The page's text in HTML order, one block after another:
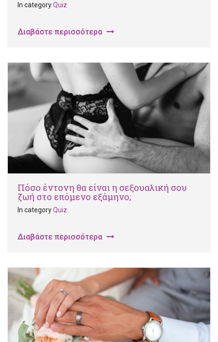
In categoryQuiz
Διαβάστε περισσότερα
Πόσο έντονη θα είναι η σεξουαλική σου
ζωή στο επόμενο εξάμηνο;
In categoryQuiz
Διαβάστε περισσότερα